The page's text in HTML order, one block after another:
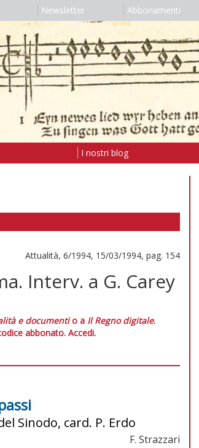
Newsletter Abbonamenti
I nostri blog
Attualità, 6/1994, 15/03/1994, pag. 154
Interv. a G. Carey
e documentio a Il Regno digitale.
abbonato. Accedi.
Sinodo, card. P. Erdo
F. Strazzari